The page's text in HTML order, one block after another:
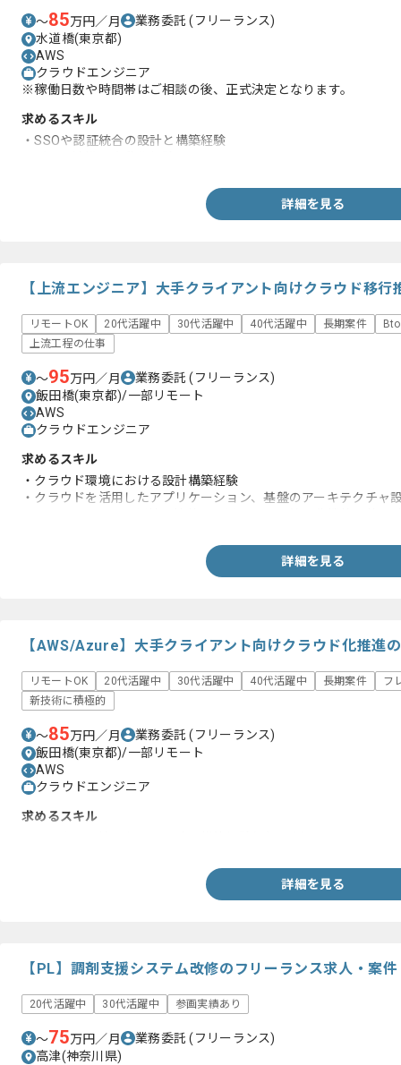
〜85万円／月 業務委託(フリーランス)
水道橋(東京都)
AWS
クラウドエンジニア
※稼働日数や時間帯はご相談の後、正式決定となります。
求めるスキル
・SSOや認証統合の設計と構築経験
詳細を見る
【上流エンジニア】大手クライアント向けクラウド移
リモートOK 20代活躍中 30代活躍中 40代活躍中 長期案件
上流工程の仕事
〜95万円／月 業務委託(フリーランス)
飯田橋(東京都)/一部リモート
AWS
クラウドエンジニア
求めるスキル
・クラウド環境における設計構築経験
・クラウドを活用したアプリケーション、基盤のアーキテクチャ
詳細を見る
【AWS/Azure】大手クライアント向けクラウド化推進
リモートOK 20代活躍中 30代活躍中 40代活躍中 長期案件
フ
新技術に積極的
〜85万円／月 業務委託(フリーランス)
飯田橋(東京都)/一部リモート
AWS
クラウドエンジニア
求めるスキル
詳細を見る
【PL】調剤支援システム改修のフリーランス求人・案件
20代活躍中 30代活躍中 参画実績あり
〜75万円／月 業務委託(フリーランス)
高津(神奈川県)